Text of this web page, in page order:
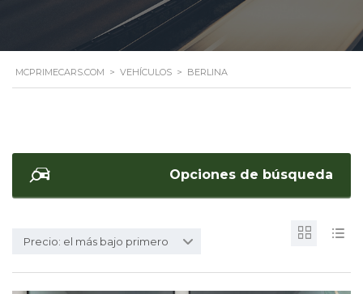
MCPRIMECARS.COM > VEHÍCULOS > BERLINA
Opciones de búsqueda
Precio: el más bajo primero